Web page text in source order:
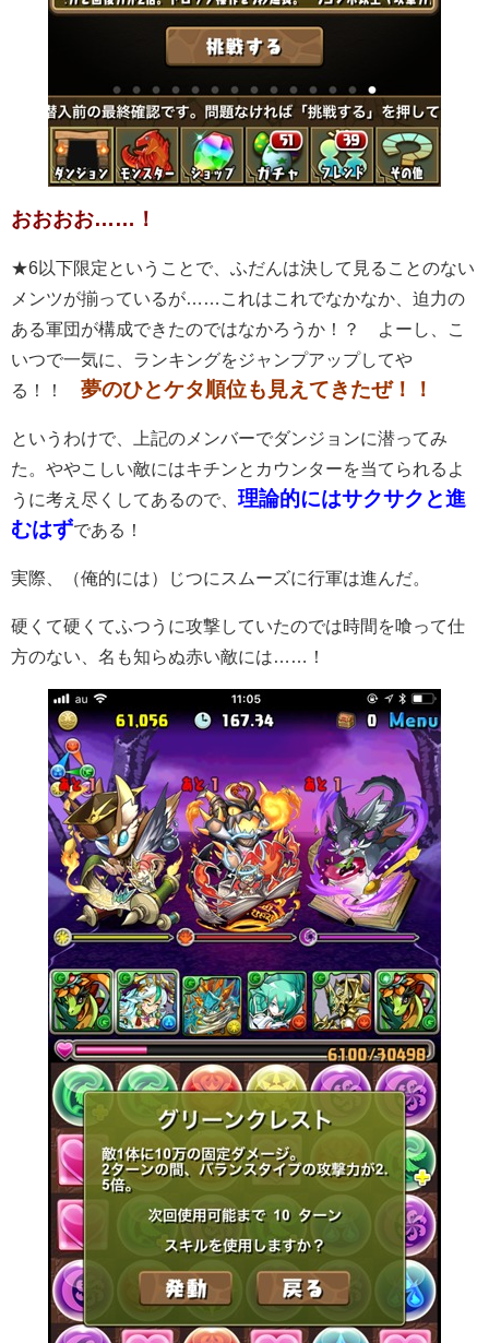
おおおお……！
★6以下限定ということで、ふだんは決して見ることのない
メンツが揃っているが……これはこれでなかなか、迫力の
ある軍団が構成できたのではなかろうか！？ よーし、こ
いつで一気に、ランキングをジャンプアップしてや
る！！ 夢のひとケタ順位も見えてきたぜ！！
というわけで、上記のメンバーでダンジョンに潜ってみ
た。ややこしい敵にはキチンとカウンターを当てられるよ
うに考え尽くしてあるので、 理論的にはサクサクと進
むはずである！
実際、（俺的には）じつにスムーズに行軍は進んだ。
硬くて硬くてふつうに攻撃していたのでは時間を喰って仕
方のない、名も知らぬ赤い敵には……！